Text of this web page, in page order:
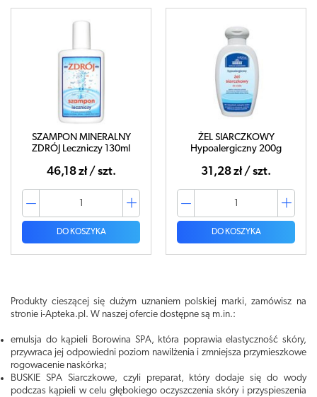
SZAMPON MINERALNY
ZDRÓJ Leczniczy 130ml
46,18 zł / szt.
DO KOSZYKA
ŻEL SIARCZKOWY
Hypoalergiczny 200g
31,28 zł / szt.
DO KOSZYKA
Produkty cieszącej się dużym uznaniem polskiej marki, zamówisz na
stronie i-Apteka.pl. W naszej ofercie dostępne są m.in.:
emulsja do kąpieli Borowina SPA, która poprawia elastyczność skóry,
przywraca jej odpowiedni poziom nawilżenia i zmniejsza przymieszkowe
rogowacenie naskórka;
BUSKIE SPA Siarczkowe, czyli preparat, który dodaje się do wody
podczas kąpieli w celu głębokiego oczyszczenia skóry i przyspieszenia